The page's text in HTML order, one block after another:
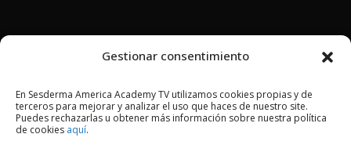
Gestionar consentimiento
En Sesderma America Academy TV utilizamos cookies propias y de
terceros para mejorar y analizar el uso que haces de nuestro site.
Puedes rechazarlas u obtener más información sobre nuestra política
de cookies aquí.